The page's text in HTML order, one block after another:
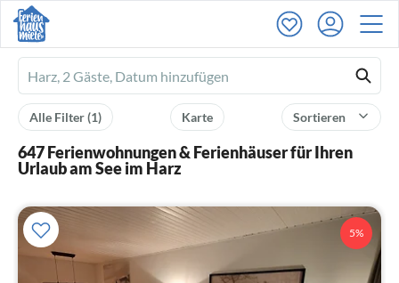
Ferienhausmiete
logo
Sortieren
Karte
Alle Filter(1)
647 Ferienwohnungen & Ferienhäuser für Ihren
Urlaub am See im Harz
5%